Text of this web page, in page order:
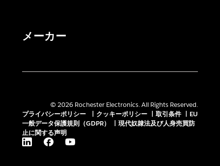
メーカー
© 2026 Rochester Electronics. All Rights Reserved.
プライバシーポリシー
クッキーポリシー 取引条件
EU
一般データ保護規則（GDPR）
現代奴隷法及び人身売買防
止に関する声明